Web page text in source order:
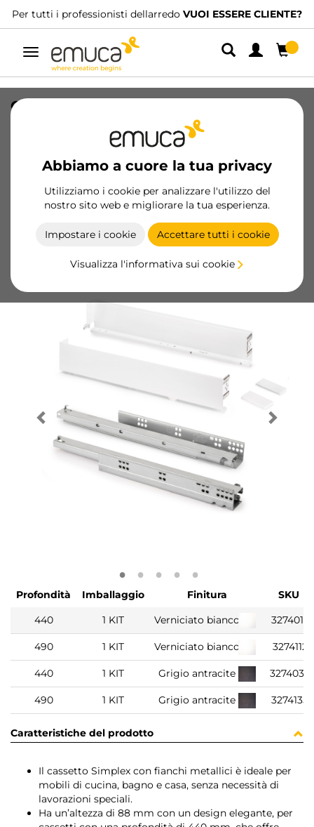
Per tutti i professionisti dellarredo VUOI ESSERE CLIENTE?
Navigazione
Abbiamo a cuore la tua privacy
Utilizziamo i cookie per analizzare l'utilizzo del
nostro sito web e migliorare la tua esperienza.
Impostare i cookie Accettare tutti i cookie
Visualizza l'informativa sui cookie
Cassetto esterno Simplex 25 kg,
altezza 88 mm, profondità 440 mm,
Acciaio, Verniciato bianco
3274012/EAN 8432393332482
Diventa cliente
Scheda prodotto
Profondità Imballaggio Finitura
SKU
440
1 KIT Verniciato bianco 3274012
490 1 KIT Verniciato bianco 3274112
440 1 KIT Grigio antracite 3274035
490 1 KIT Grigio antracite 3274135
Caratteristiche del prodotto
Il cassetto Simplex con fianchi metallici è ideale per
mobili di cucina, bagno e casa, senza necessità di
lavorazioni speciali.
Ha un’altezza di 88 mm con un design elegante, per